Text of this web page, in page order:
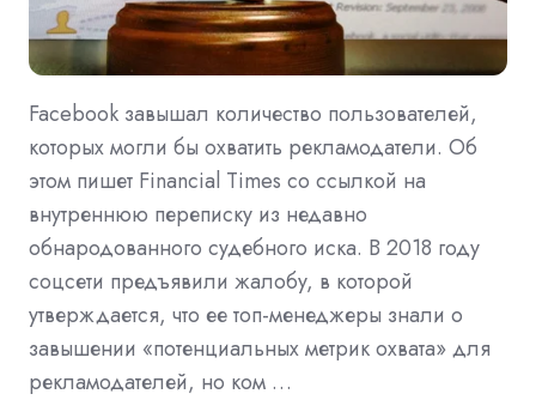
Facebook завышал количество пользователей,
которых могли бы охватить рекламодатели. Об
этом пишет Financial Times со ссылкой на
внутреннюю переписку из недавно
обнародованного судебного иска. В 2018 году
соцсети предъявили жалобу, в которой
утверждается, что ее топ-менеджеры знали о
завышении «потенциальных метрик охвата» для
рекламодателей, но ком …